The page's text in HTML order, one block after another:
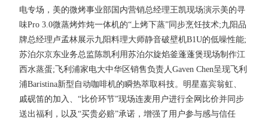
电专场，美的微烤事业部国内营销总经理王凯现场演示美的寻
味Pro 3.0微蒸烤炸炖一体机的“上烤下蒸”同步烹饪技术;九阳品
牌总经理卢孟林展示九阳料理大师静音破壁机B1U的低噪性能;
苏泊尔京东业务总监陈凯利用苏泊尔旋焰釜蓬蓬煲现场制作江
西水蒸蛋;飞利浦家电大中华区销售负责人Gaven Chen呈现飞利
浦Baristina新型自动咖啡机的瞬热萃取科技。明星嘉宾翁虹、
戚砚笛的加入、“比价环节”现场连麦用户进行全网比价并同步
送出福利，以及“买贵必赔”承诺，增强了用户参与感与信任